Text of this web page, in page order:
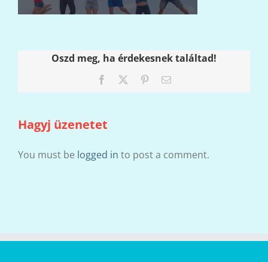
Oszd meg, ha érdekesnek találtad!
Facebook PinterestEmail:
Hagyj üzenetet
You must be logged in to post a comment.